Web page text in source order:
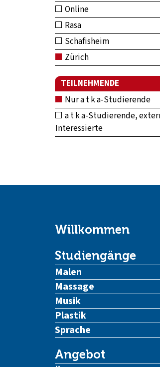
Online
Rasa
Schafisheim
Zürich
TEILNEHMENDE
Nur a t k a-Studierende
a t k a-Studierende,
Interessierte
Willkommen
Studiengänge
Malen
Massage
Musik
Plastik
Sprache
Angebot